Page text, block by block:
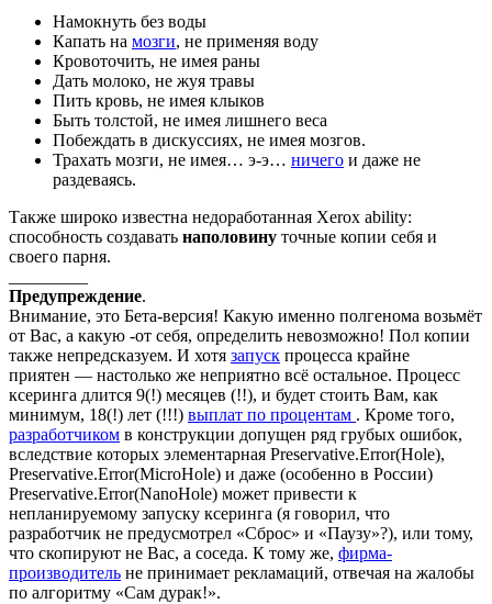
Намокнуть без воды
Капать на мозги, не применяя воду
Кровоточить, не имея раны
Дать молоко, не жуя травы
Пить кровь, не имея клыков
Быть толстой, не имея лишнего веса
Побеждать в дискуссиях, не имея мозгов.
Трахать мозги, не имея… э-э… ничего и даже не
раздеваясь.
Также широко известна недоработанная Xerox ability:
способность создавать наполовину точные копии себя и
своего парня.
Предупреждение.
Внимание, это Бета-версия! Какую именно полгенома возьмёт
от Вас, а какую -от себя, определить невозможно! Пол копии
также непредсказуем. И хотя запуск процесса крайне
приятен — настолько же неприятно всё остальное. Процесс
ксеринга длится 9(!) месяцев (!!), и будет стоить Вам, как
минимум, 18(!) лет (!!!) выплат по процентам . Кроме того,
разработчиком в конструкции допущен ряд грубых ошибок,
вследствие которых элементарная Preservative.Error(Hole),
Preservative.Error(MicroHole) и даже (особенно в России)
Preservative.Error(NanoHole) может привести к
непланируемому запуску ксеринга (я говорил, что
разработчик не предусмотрел «Сброс» и «Паузу»?), или тому,
что скопируют не Вас, а соседа. К тому же, фирма-
производитель не принимает рекламаций, отвечая на жалобы
по алгоритму «Сам дурак!».